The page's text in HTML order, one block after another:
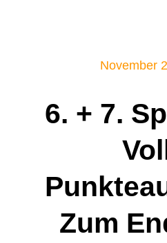
November
6. + 7.
Zum